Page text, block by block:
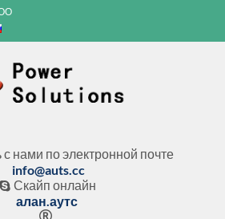
нами по электронной почте
info@auts.cc
 Скайп онлайн
алан.аутс
